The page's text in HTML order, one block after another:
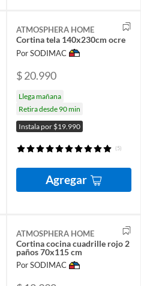
ATMOSPHERA HOME
Cortina tela 140x230cm ocre
Por SODIMAC
$ 20.990
Llega mañana
Retira desde 90 min
Instala por $19.990
(5)
Agregar
ATMOSPHERA HOME
Cortina cocina cuadrille rojo 2
paños 70x115 cm
Por SODIMAC